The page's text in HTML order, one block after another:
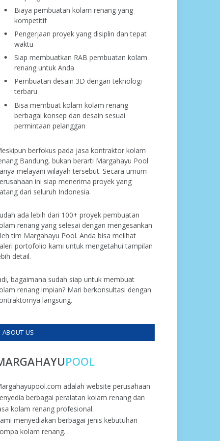
Biaya pembuatan kolam renang yang
kompetitif
Pengerjaan proyek yang disiplin dan tepat
waktu
Siap membuatkan RAB pembuatan kolam
renang untuk Anda
Pembuatan desain 3D dengan teknologi
terbaru
Bisa membuat kolam kolam renang
berbagai konsep dan desain sesuai
permintaan pelanggan
berfokus pada jasa kontraktor kolam
Bandung, bukan berarti Margahayu Pool
melayani wilayah tersebut. Secara umum
ini siap menerima proyek yang
dari seluruh Indonesia.
ada lebih dari 100+ proyek pembuatan
renang yang selesai dengan mengesankan
tim Margahayu Pool. Anda bisa melihat
portofolio kami untuk mengetahui tampilan
detail.
bagaimana sudah siap untuk membuat
renang impian? Mari berkonsultasi dengan
langsung.
ABOUT US
POOL
adalah website perusahaan
berbagai peralatan kolam renang dan
kolam renang profesional.
menyediakan berbagai jenis kebutuhan
kolam renang.